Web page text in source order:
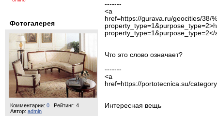
Фотогалерея
Комментарии: 0
Рейтинг: 4
Автор: admin
-------
<a
href=https://gurava.ru/geocities/38/
property_type=1&purpose_type=2</
Что это слово означает?
-------
<a
href=https://portotecnica.su/
Интересная вещь